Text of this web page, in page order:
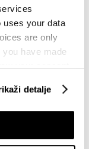
uses your data
are only
have made
your consent
detalje
kada je
bi politika
proizvodnja
sirovina
moru kako bi